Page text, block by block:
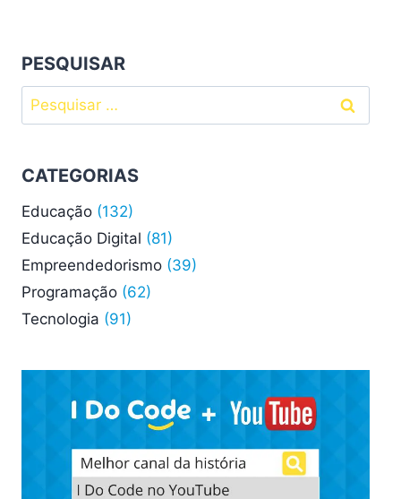
PESQUISAR
Pesquisar
por:
CATEGORIAS
Educação (132)
Educação Digital (81)
Empreendedorismo (39)
Programação (62)
Tecnologia (91)